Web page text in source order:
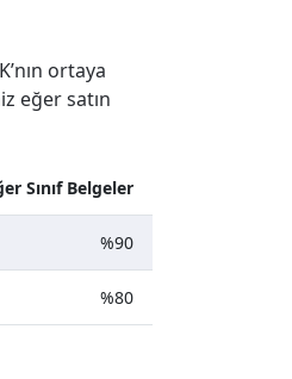
ortaya
eğer satın
Sınıf Belgeler
%90
%80